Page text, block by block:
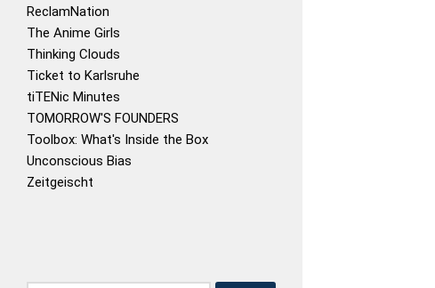
ReclamNation
The Anime Girls
Thinking Clouds
Ticket to Karlsruhe
tiTENic Minutes
TOMORROW'S FOUNDERS
Toolbox: What's Inside the Box
Unconscious Bias
Zeitgeischt